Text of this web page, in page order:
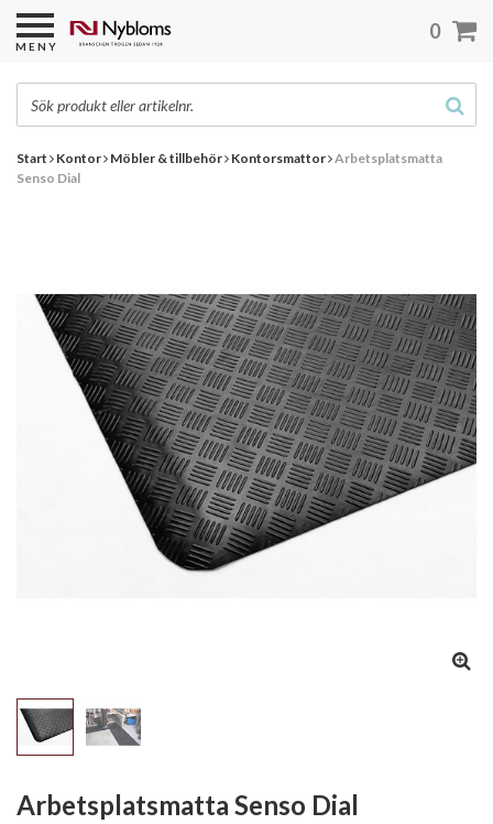
Start Kontor Möbler & tillbehör Kontorsmattor Arbetsplatsmatta
Senso Dial
Arbetsplatsmatta Senso Dial
MENY
0